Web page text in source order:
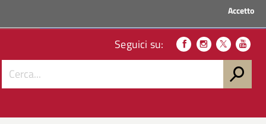
Accetto
Seguici su: